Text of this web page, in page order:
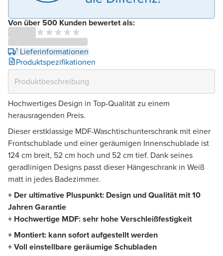
Von über 500 Kunden bewertet als:
¹ Lieferinformationen
Produktspezifikationen
Hochwertiges Design in Top-Qualität zu einem
herausragenden Preis.
Dieser erstklassige MDF-Waschtischunterschrank mit einer
Frontschublade und einer geräumigen Innenschublade ist
124 cm breit, 52 cm hoch und 52 cm tief. Dank seines
geradlinigen Designs passt dieser Hängeschrank in Weiß
matt in jedes Badezimmer.
+ Der ultimative Pluspunkt: Design und Qualität mit 10
Jahren Garantie
+ Hochwertige MDF: sehr hohe Verschleißfestigkeit
+ Montiert: kann sofort aufgestellt werden
+ Voll einstellbare geräumige Schubladen